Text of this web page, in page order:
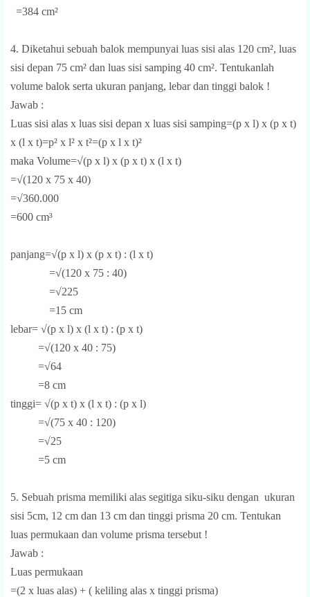
=384 cm²
4. Diketahui sebuah balok mempunyai luas sisi alas 120 cm², luas
sisi depan 75 cm² dan luas sisi samping 40 cm². Tentukanlah
volume balok serta ukuran panjang, lebar dan tinggi balok !
Jawab :
Luas sisi alas x luas sisi depan x luas sisi samping=(p x l) x (p x t)
x (l x t)=p² x l² x t²=(p x l x t)²
maka Volume=√(p x l) x (p x t) x (l x t)
=√(120 x 75 x 40)
=√360.000
=600 cm³
panjang=√(p x l) x (p x t) : (l x t)
=√(120 x 75 : 40)
=√225
=15 cm
lebar= √(p x l) x (l x t) : (p x t)
=√(120 x 40 : 75)
=√64
=8 cm
tinggi= √(p x t) x (l x t) : (p x l)
=√(75 x 40 : 120)
=√25
=5 cm
5. Sebuah prisma memiliki alas segitiga siku-siku dengan ukuran
sisi 5cm, 12 cm dan 13 cm dan tinggi prisma 20 cm. Tentukan
luas permukaan dan volume prisma tersebut !
Jawab :
Luas permukaan
=(2 x luas alas) + ( keliling alas x tinggi prisma)